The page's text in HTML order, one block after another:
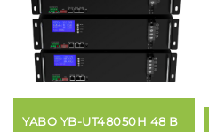
YABO YB-UT48050H 48 В